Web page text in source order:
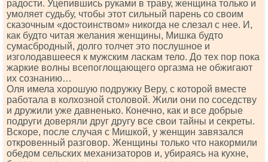
радости. Уцепившись руками в траву, женщина только и
умоляет судьбу, чтобы этот сильный парень со своим
сказочным «достоинством» никогда не слезал с нее. И,
как будто читая желания женщины, Мишка будто
сумасбродный, долго толчет это послушное и
изголодавшееся к мужским ласкам тело. До тех пор пока
жаркие волны всепоглощающего оргазма не обжигают
их сознанию…
Оля имела хорошую подружку Веру, с которой вместе
работала в колхозной столовой. Жили они по соседству
и дружили уже давненько. Конечно, как и все добрые
подруги доверяли друг другу все свои тайны и секреты.
Вскоре, после случая с Мишкой, у женщин завязался
откровенный разговор. Женщины только что накормили
обедом сельских механизаторов и, убираясь на кухне,